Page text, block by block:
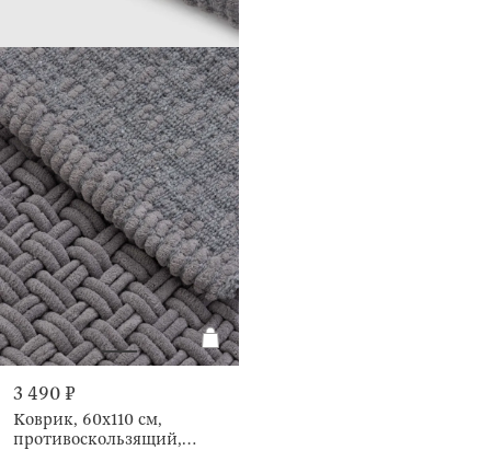
3 490 ₽
Коврик, 60х110 см,
противоскользящий,